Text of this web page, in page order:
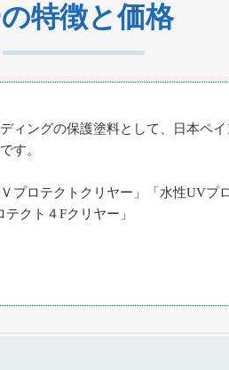
特徴と価格
ィングの保護塗料として、日本ペ
す。
プロテクトクリヤー」「水性UVプ
クト４Fクリヤー」